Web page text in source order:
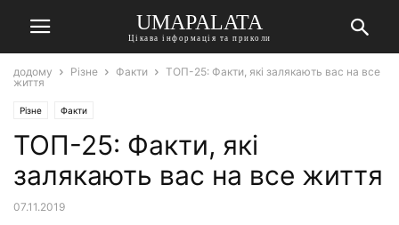
UMAPALATA
Цікава інформація та приколи
додому Різне Факти
ТОП-25: Факти, які залякають вас на все
життя
Різне Факти
ТОП-25: Факти, які
залякають вас на все життя
07.11.2019